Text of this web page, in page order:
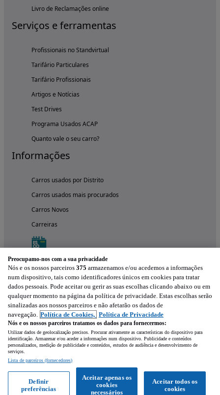
Livro de Reclamações online
Serviços e ferramentas
Profissionais no Standvirtual
Tarifário Particulares
Tarifário Profissionais
Artigos e Notícias
Test Drives
Programa Usados ACAP
Quanto vale o seu carro?
Informações
Carros usados por Distrito
Carros usados mais procurados
Carros Novos
Carreiras
Experimenta a aplicação
Preocupamo-nos com a sua privacidade
Nós e os nossos parceiros 375 armazenamos e/ou acedemos a informações
num dispositivo, tais como identificadores únicos em cookies para tratar
dados pessoais. Pode aceitar ou gerir as suas escolhas clicando abaixo ou em
qualquer momento na página da política de privacidade. Estas escolhas serão
sinalizadas aos nossos parceiros e não afetarão os dados de
navegação. Política de Cookies, Política de Privacidade
Nós e os nossos parceiros tratamos os dados para fornecermos:
Utilizar dados de geolocalização precisos. Procurar ativamente as características do dispositivo para
identificação. Armazenar e/ou aceder a informações num dispositivo. Publicidade e conteúdos
personalizados, medição de publicidade e conteúdos, estudos de audiência e desenvolvimento de
serviços.
Lista de parceiros (fornecedores)
Aceitar todos os
cookies
Aceitar apenas os
cookies
necessários
Definir
preferências